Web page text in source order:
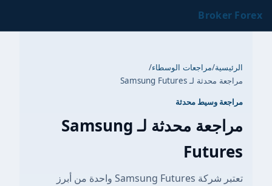
Broker Forex
الرئيسية/مراجعات الوسطاء/
مراجعة محدثة لـ Samsung Futures
مراجعة وسيط محدثة
مراجعة محدثة لـ Samsung
Futures
تعتبر شركة Samsung Futures واحدة من أبرز